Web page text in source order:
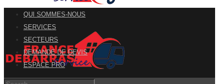
QUI SOMMES-NOUS
SERVICES
SECTEURS
DEMANDE DE DEVIS
ESPACE PRO